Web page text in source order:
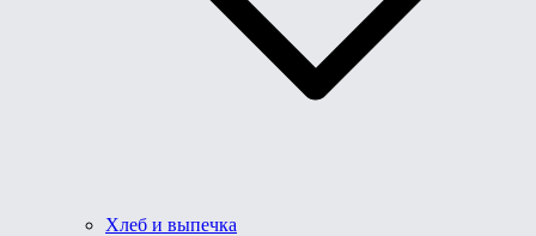
Хлеб и выпечка